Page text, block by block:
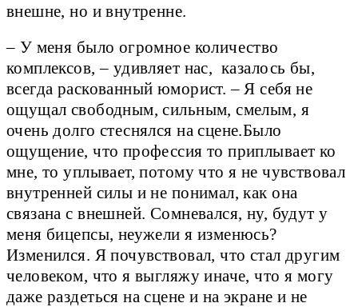
внешне, но и внутренне.
– У меня было огромное количество
комплексов, – удивляет нас, казалось бы,
всегда раскованный юморист. – Я себя не
ощущал свободным, сильным, смелым, я
очень долго стеснялся на сцене.Было
ощущение, что профессия то приплывает ко
мне, то уплывает, потому что я не чувствовал
внутренней силы и не понимал, как она
связана с внешней. Сомневался, ну, будут у
меня бицепсы, неужели я изменюсь?
Изменился. Я почувствовал, что стал другим
человеком, что я выгляжу иначе, что я могу
даже раздеться на сцене и на экране и не